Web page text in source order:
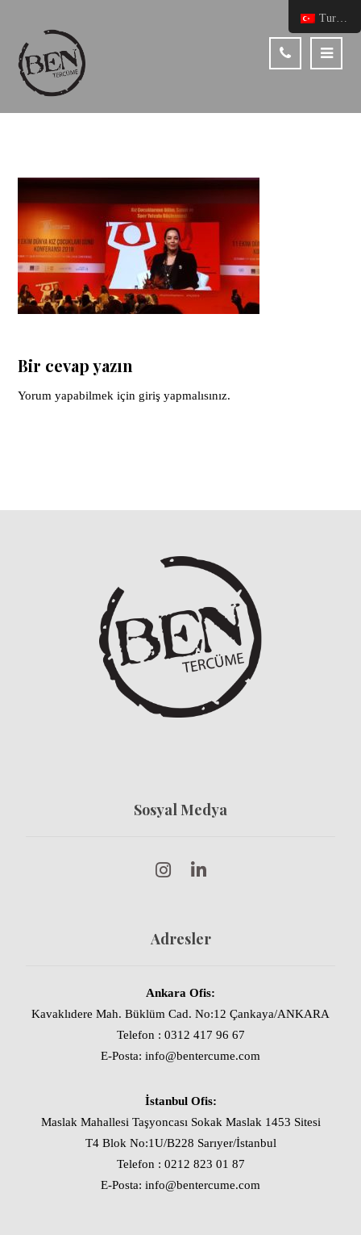
Bir cevap yazın
Yorum yapabilmek için giriş yapmalısınız.
Sosyal Medya
Adresler
Ankara Ofis:
Kavaklıdere Mah. Büklüm Cad. No:12 Çankaya/ANKARA
Telefon : 0312 417 96 67
E-Posta: info@bentercume.com
İstanbul Ofis:
Maslak Mahallesi Taşyoncası Sokak Maslak 1453 Sitesi
T4 Blok No:1U/B228 Sarıyer/İstanbul
Telefon : 0212 823 01 87
E-Posta: info@bentercume.com
Turkish